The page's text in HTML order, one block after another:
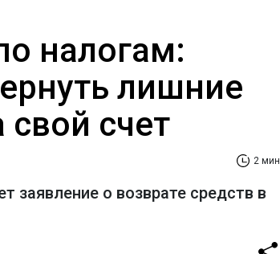
налогам:
лишние
свой счет
2 мин
заявление о возврате средств в